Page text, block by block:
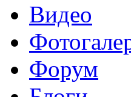
Видео
Форум